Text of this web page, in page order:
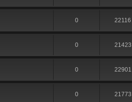
0 22116
0 21423
0 22901
0 21773